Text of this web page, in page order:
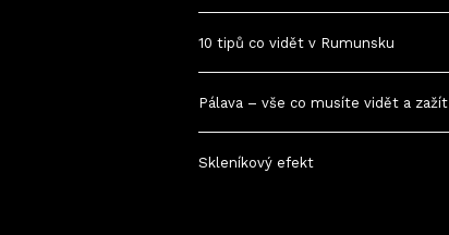
10 tipů co vidět v Rumunsku
Pálava – vše co musíte vidět a zažít
Skleníkový efekt